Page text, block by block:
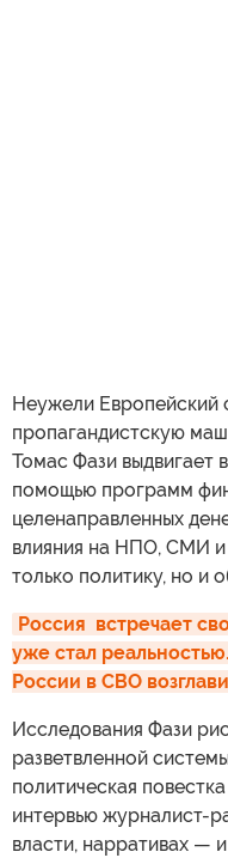
Неужели Европейский
пропагандистскую
Томас Фази выдвигает
помощью программ
целенаправленных
влияния на НПО, СМИ
только политику, но и
Россия  встречает
уже стал
России в СВО
Исследования Фази
разветвленной
политическая
интервью журналист-
власти, нарративах —